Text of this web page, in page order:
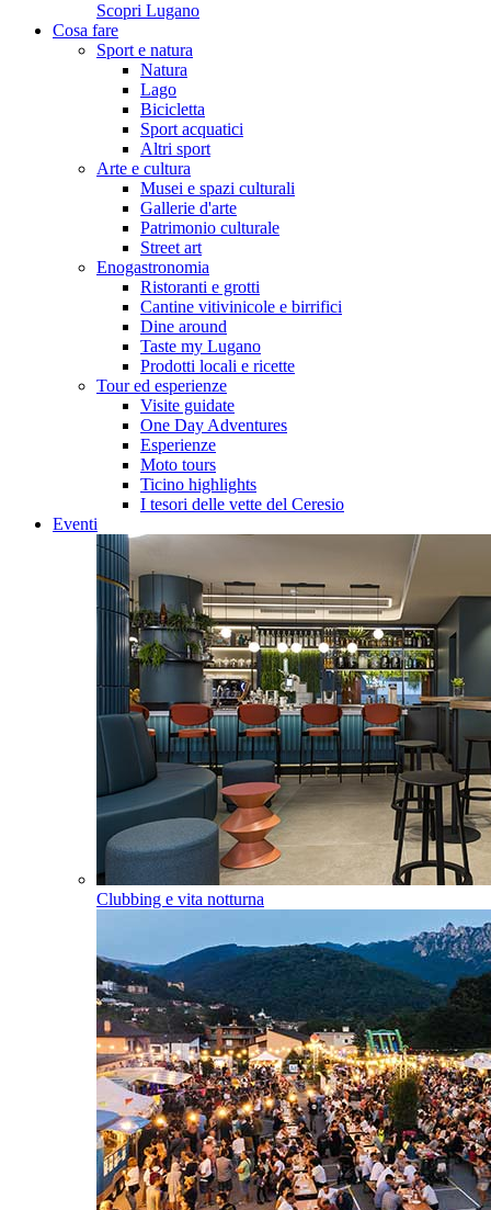
Scopri Lugano
Cosa fare
Sport e natura
Natura
Lago
Bicicletta
Sport acquatici
Altri sport
Arte e cultura
Musei e spazi culturali
Gallerie d'arte
Patrimonio culturale
Street art
Enogastronomia
Ristoranti e grotti
Cantine vitivinicole e birrifici
Dine around
Taste my Lugano
Prodotti locali e ricette
Tour ed esperienze
Visite guidate
One Day Adventures
Esperienze
Moto tours
Ticino highlights
I tesori delle vette del Ceresio
Eventi
Clubbing e vita notturna